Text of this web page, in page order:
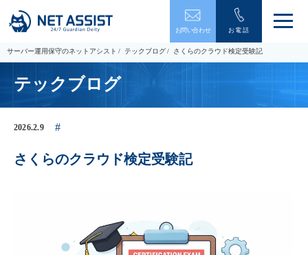
お問い合わせ お電話
メ
ー
サーバー運用保守のネットアシスト テックブログ さくらのクラウド検定受験記
テックブログ
2026.2.9
さくらのクラウド検定受験記